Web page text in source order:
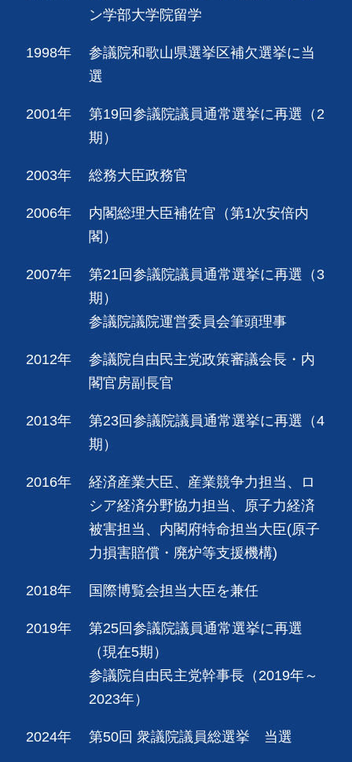
ン学部大学院留学
1998年
参議院和歌山県選挙区補欠選挙に当
選
2001年
第19回参議院議員通常選挙に再選（2
期）
2003年 総務大臣政務官
2006年
内閣総理大臣補佐官（第1次安倍内
閣）
2007年
第21回参議院議員通常選挙に再選（3
期）
参議院議院運営委員会筆頭理事
2012年
参議院自由民主党政策審議会長・内
閣官房副長官
2013年
第23回参議院議員通常選挙に再選（4
期）
2016年
経済産業大臣、産業競争力担当、ロ
シア経済分野協力担当、原子力経済
被害担当、内閣府特命担当大臣(原子
力損害賠償・廃炉等支援機構)
2018年 国際博覧会担当大臣を兼任
2019年
第25回参議院議員通常選挙に再選
（現在5期）
参議院自由民主党幹事長（2019年～
2023年）
2024年 第50回 衆議院議員総選挙 当選